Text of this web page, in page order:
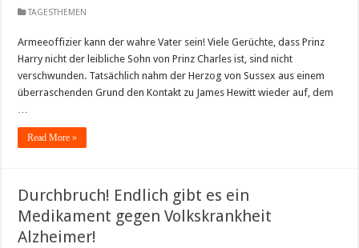
TAGESTHEMEN
Armeeoffizier kann der wahre Vater sein! Viele Gerüchte, dass Prinz
Harry nicht der leibliche Sohn von Prinz Charles ist, sind nicht
verschwunden. Tatsächlich nahm der Herzog von Sussex aus einem
überraschenden Grund den Kontakt zu James Hewitt wieder auf, dem
…
Read More »
Durchbruch! Endlich gibt es ein
Medikament gegen Volkskrankheit
Alzheimer!